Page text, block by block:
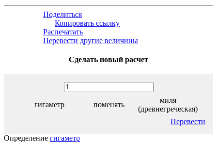
Поделиться
Копировать ссылку
Распечатать
Перевести другие величины
Сделать новый расчет
гигаметр поменять
миля
(древнегреческая)
Перевести
Определение гигаметр